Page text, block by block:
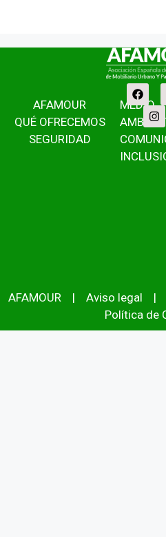
AFAMOUR
QUÉ OFRECEMOS
SEGURIDAD
MEDIO
AFAMOUR | Aviso legal |
Política de